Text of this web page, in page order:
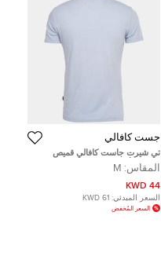
جست كافالي
تي شيرت جاست كافالي قميص
جيرسيه أزرق مطبوع بياقة مثلثة
متضررة مقاس متوسط
المقاس: M
44 KWD
السعر المبدئي: 61 KWD
السعر المُخفض